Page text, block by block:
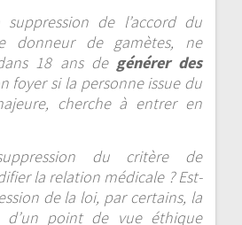
de l’accord du
donneur de gamètes, ne
18 ans de générer des
foyer si la personne issue du
cherche à entrer en
du critère de
la relation médicale ? Est-
de la loi, par certains, la
d’un point de vue éthique